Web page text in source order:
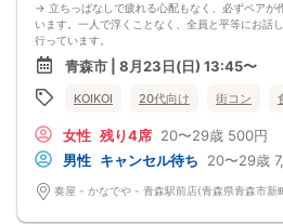
→ 立ちっぱなしで疲れる心配もなく、必ずペアが
います。一人で浮くことなく、全員と平等にお話
行っています。
会話を盛り上げるプロフィールシート！
→ 趣味や好みからスムーズに会話がスタート！「
く、共通の話題で盛り上がれます。
自然なつながりをサポートするマッチングゲーム
返却されるので安心です。
■最少催行人数
男女2対2
■中止判断タイミング
前日20時、または開催6時間前の時点で最少開催人
青森市 | 8月23日(日) 13:45〜
KOIKOI 20代向け 街コン
女性 残り4席 20〜29歳 500円
男性 キャンセル待ち 20〜29歳